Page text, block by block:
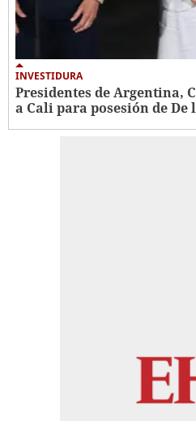
INVESTIDURA
Presidentes de Argentina,
a Cali para posesión de De